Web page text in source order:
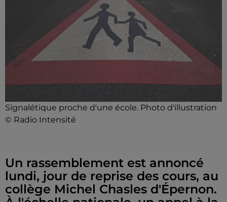
Signalétique proche d'une école. Photo d'illustration
© Radio Intensité
Un rassemblement est annoncé
lundi, jour de reprise des cours, au
collège Michel Chasles d'Épernon.